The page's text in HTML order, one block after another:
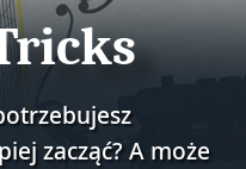
zacząć? A może